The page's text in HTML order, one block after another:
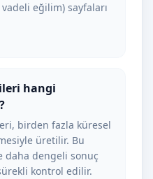
eğilim) sayfaları
hangi
birden fazla küresel
üretilir. Bu
daha dengeli sonuç
kontrol edilir.